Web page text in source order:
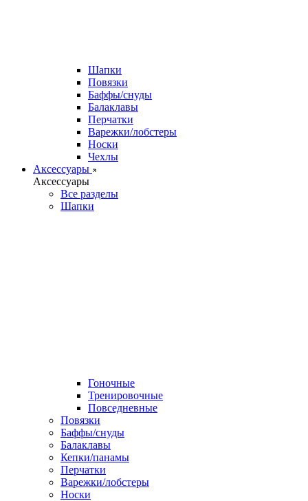
Шапки
Повязки
Баффы/снуды
Балаклавы
Перчатки
Варежки/лобстеры
Носки
Чехлы
Аксессуары
Аксессуары
Все разделы
Шапки
Гоночные
Тренировочные
Повседневные
Повязки
Баффы/снуды
Балаклавы
Кепки/панамы
Перчатки
Варежки/лобстеры
Носки